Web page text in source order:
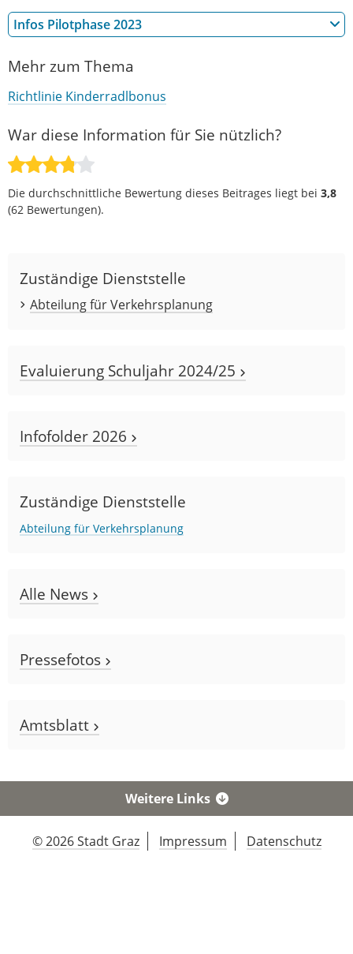
Infos Pilotphase 2023
Mehr zum Thema
Richtlinie Kinderradlbonus
War diese Information für Sie nützlich?
Die durchschnittliche Bewertung dieses Beitrages liegt bei 3,8
(62 Bewertungen).
Zuständige Dienststelle
Abteilung für Verkehrsplanung
Evaluierung Schuljahr 2024/25
Infofolder 2026
Zuständige Dienststelle
Abteilung für Verkehrsplanung
Alle News
Pressefotos
Amtsblatt
Weitere Links
© 2026 Stadt Graz Impressum Datenschutz